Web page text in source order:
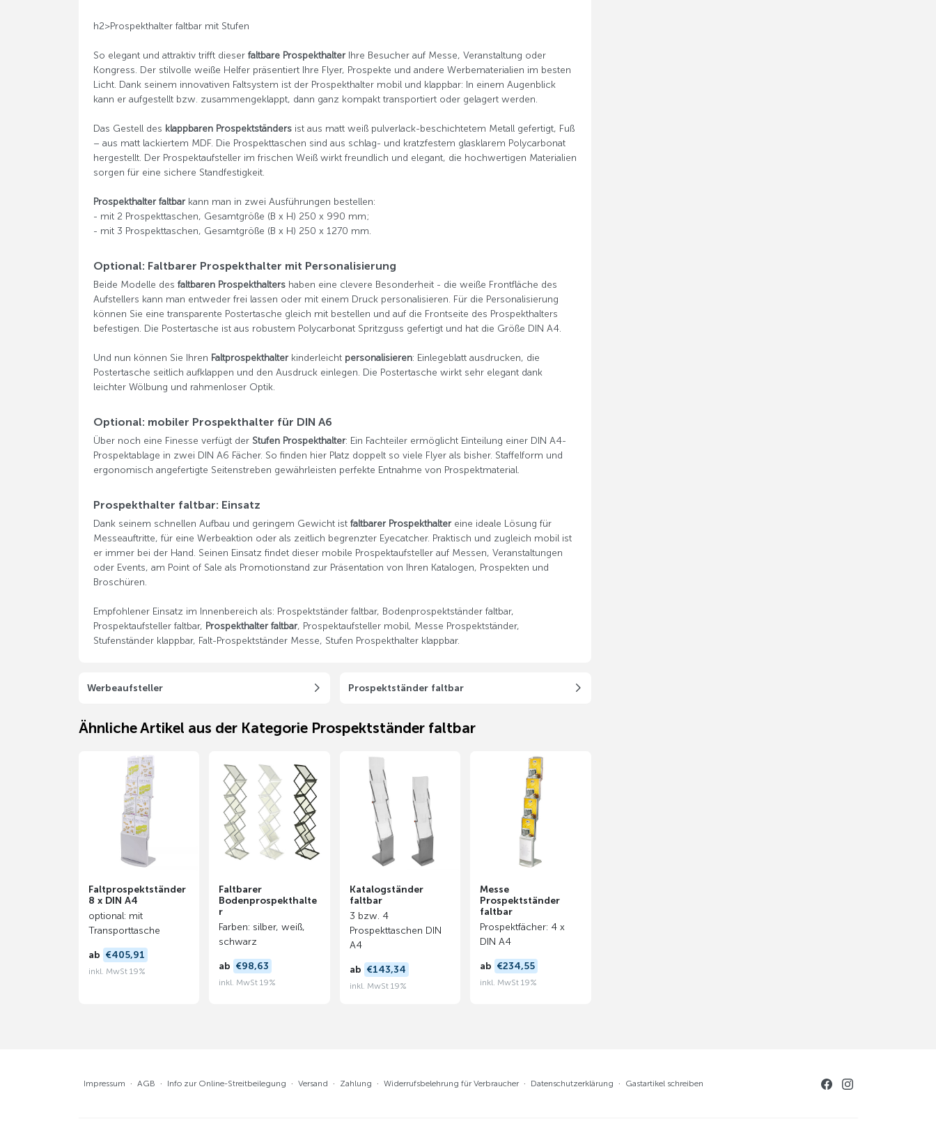
h2>Prospekthalter faltbar mit Stufen
So elegant und attraktiv trifft dieser faltbare ProspekthalterIhre Besucher auf Messe, Veranstaltung oder
Kongress. Der stilvolle weiße Helfer präsentiert Ihre Flyer, Prospekte und andere Werbematerialien im besten
Licht. Dank seinem innovativen Faltsystem ist der Prospekthalter mobil und klappbar: In einem Augenblick
kann er aufgestellt bzw. zusammengeklappt, dann ganz kompakt transportiert oder gelagert werden.
Das Gestell des klappbaren Prospektständersist aus matt weiß pulverlack-beschichtetem Metall gefertigt, Fuß
– aus matt lackiertem MDF. Die Prospekttaschen sind aus schlag- und kratzfestem glasklarem Polycarbonat
hergestellt. Der Prospektaufsteller im frischen Weiß wirkt freundlich und elegant, die hochwertigen Materialien
sorgen für eine sichere Standfestigkeit.
Prospekthalter faltbarkann man in zwei Ausführungen bestellen:
- mit 2 Prospekttaschen, Gesamtgröße (B x H) 250 x 990 mm;
- mit 3 Prospekttaschen, Gesamtgröße (B x H) 250 x 1270 mm.
Optional: Faltbarer Prospekthalter mit Personalisierung
Beide Modelle des faltbaren Prospekthaltershaben eine clevere Besonderheit - die weiße Frontfläche des
Aufstellers kann man entweder frei lassen oder mit einem Druck personalisieren. Für die Personalisierung
können Sie eine transparente Postertasche gleich mit bestellen und auf die Frontseite des Prospekthalters
befestigen. Die Postertasche ist aus robustem Polycarbonat Spritzguss gefertigt und hat die Größe DIN A4.
Und nun können Sie Ihren Faltprospekthalterkinderleicht personalisieren: Einlegeblatt ausdrucken, die
Postertasche seitlich aufklappen und den Ausdruck einlegen. Die Postertasche wirkt sehr elegant dank
leichter Wölbung und rahmenloser Optik.
Optional: mobiler Prospekthalter für DIN A6
Über noch eine Finesse verfügt der Stufen Prospekthalter: Ein Fachteiler ermöglicht Einteilung einer DIN A4-
Prospektablage in zwei DIN A6 Fächer. So finden hier Platz doppelt so viele Flyer als bisher. Staffelform und
ergonomisch angefertigte Seitenstreben gewährleisten perfekte Entnahme von Prospektmaterial.
Prospekthalter faltbar: Einsatz
Dank seinem schnellen Aufbau und geringem Gewicht ist faltbarer Prospekthaltereine ideale Lösung für
Messeauftritte, für eine Werbeaktion oder als zeitlich begrenzter Eyecatcher. Praktisch und zugleich mobil ist
er immer bei der Hand. Seinen Einsatz findet dieser mobile Prospektaufsteller auf Messen, Veranstaltungen
oder Events, am Point of Sale als Promotionstand zur Präsentation von Ihren Katalogen, Prospekten und
Broschüren.
Empfohlener Einsatz im Innenbereich als: Prospektständer faltbar, Bodenprospektständer faltbar,
Prospektaufsteller faltbar, Prospekthalter faltbar, Prospektaufsteller mobil, Messe Prospektständer,
Stufenständer klappbar, Falt-Prospektständer Messe, Stufen Prospekthalter klappbar.
Werbeaufsteller Prospektständer faltbar
Ähnliche Artikel aus der Kategorie Prospektständer faltbar
Faltprospektständer
8 x DIN A4
optional: mit
Transporttasche
ab €405,91
inkl. MwSt 19%
Faltbarer
Bodenprospekthalte
r
Farben: silber, weiß,
schwarz
ab €98,63
inkl. MwSt 19%
Katalogständer
faltbar
3 bzw. 4
Prospekttaschen DIN
A4
ab €143,34
inkl. MwSt 19%
Messe
Prospektständer
faltbar
Prospektfächer: 4 x
DIN A4
ab €234,55
inkl. MwSt 19%
Impressum · AGB · Info zur Online-Streitbeilegung · Versand · Zahlung · Widerrufsbelehrung für Verbraucher · Datenschutzerklärung · Gastartikel schreiben